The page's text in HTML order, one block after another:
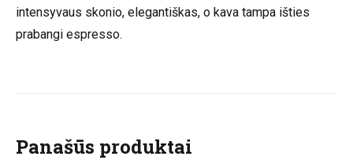
intensyvaus skonio, elegantiškas, o kava tampa išties
prabangi espresso.
Panašūs produktai